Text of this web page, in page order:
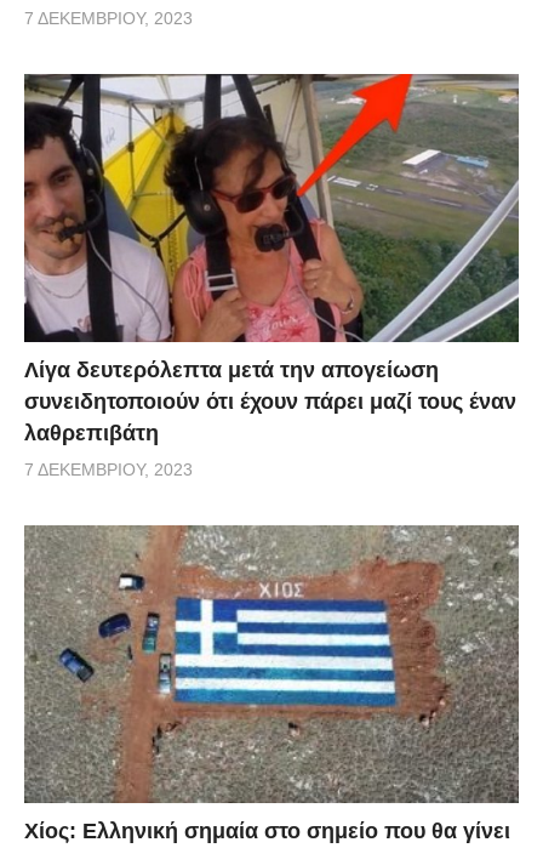
7 ΔΕΚΕΜΒΡΊΟΥ, 2023
Λίγα δευτερόλεπτα μετά την απογείωση
συνειδητοποιούν ότι έχουν πάρει μαζί τους έναν
λαθρεπιβάτη
7 ΔΕΚΕΜΒΡΊΟΥ, 2023
Χίος: Eλληνική σημαία στο σημείο που θα γίνει